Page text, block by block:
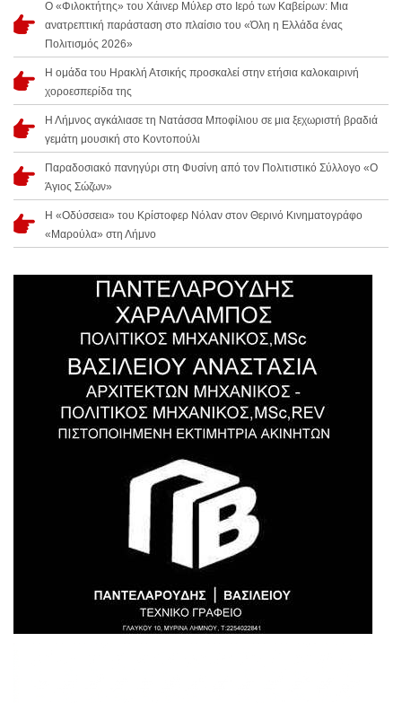
Ο «Φιλοκτήτης» του Χάινερ Μύλερ στο Ιερό των Καβείρων: Μια
ανατρεπτική παράσταση στο πλαίσιο του «Όλη η Ελλάδα ένας
Πολιτισμός 2026»
Η ομάδα του Ηρακλή Ατσικής προσκαλεί στην ετήσια καλοκαιρινή
χοροεσπερίδα της
Η Λήμνος αγκάλιασε τη Νατάσσα Μποφίλιου σε μια ξεχωριστή βραδιά
γεμάτη μουσική στο Κοντοπούλι
Παραδοσιακό πανηγύρι στη Φυσίνη από τον Πολιτιστικό Σύλλογο «Ο
Άγιος Σώζων»
Η «Οδύσσεια» του Κρίστοφερ Νόλαν στον Θερινό Κινηματογράφο
«Μαρούλα» στη Λήμνο